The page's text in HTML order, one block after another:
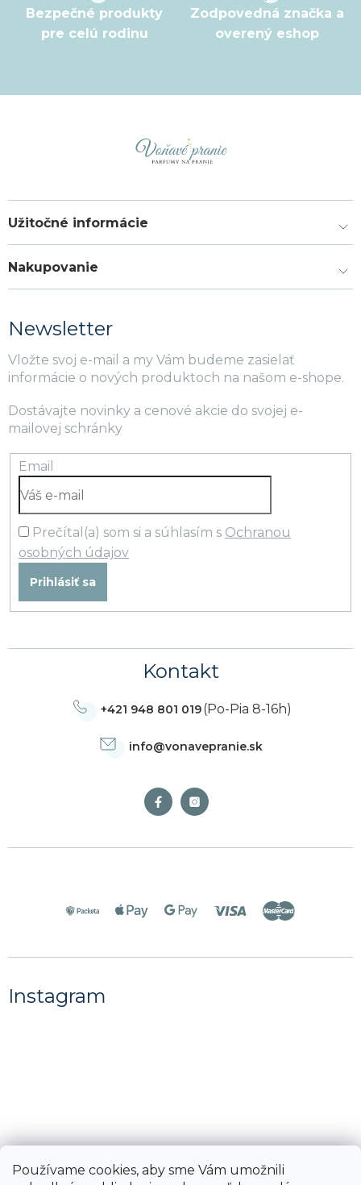
Používame cookies, aby sme Vám umožnili
Bezpečné produkty
pre celú rodinu
Zodpovedná značka a
overený eshop
Užitočné informácie
Nakupovanie
Newsletter
Vložte svoj e-mail a my Vám budeme zasielať
informácie o nových produktoch na našom e-shope.
Dostávajte novinky a cenové akcie do svojej e-
mailovej schránky
Email
Prečítal(a) som si a súhlasím s Ochranou
osobných údajov
Prihlásiť sa
Kontakt
info@vonavepranie.sk
+421 948 801 019(Po-Pia 8-16h)
Instagram